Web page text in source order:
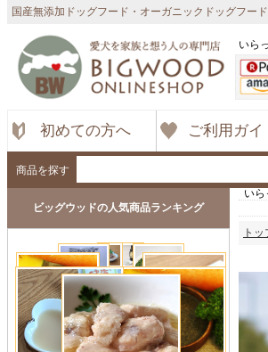
国産無添加ドッグフード・オーガニックドッグフー
いら
初めての方へ ご利用ガイ
商品を探す
ビッグウッドの人気商品ランキング
い
ト